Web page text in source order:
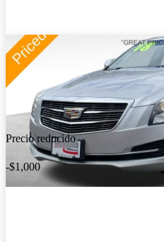
Precio reducido
-$1,000